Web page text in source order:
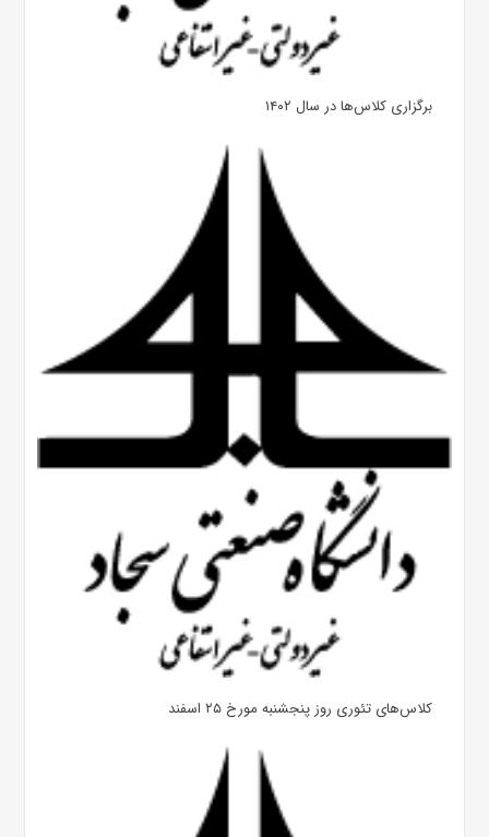
برگزاری کلاس‌ها در سال ۱۴۰۲
کلاس‌های تئوری روز پنجشنبه مورخ ۲۵ اسفند